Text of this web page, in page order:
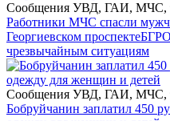
Сообщения УВД, ГАИ, МЧС,
Работники МЧС спасли
Георгиевском проспекте
чрезвычайным ситуациям
Сообщения УВД, ГАИ, МЧС,
Бобруйчанин заплатил 450